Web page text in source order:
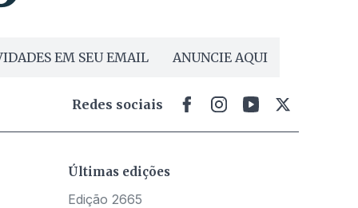
EM SEU EMAIL ANUNCIE AQUI
Redes sociais
Últimas edições
Edição 2665